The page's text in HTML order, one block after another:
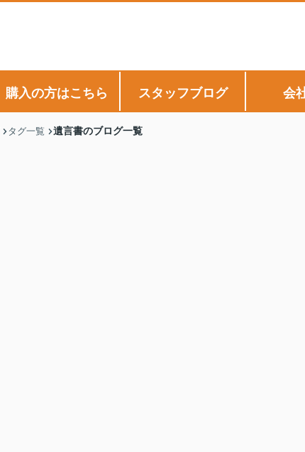
購入の方はこちら スタッフブログ 会
タグ一覧 遺言書のブログ一覧